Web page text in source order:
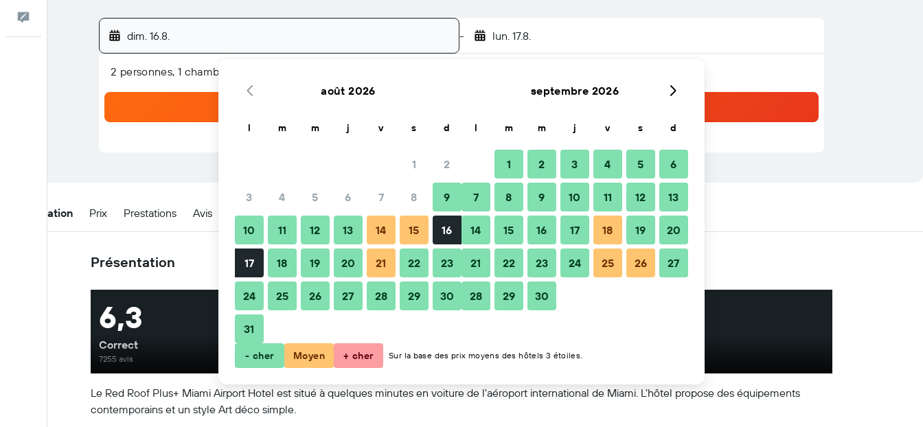
Commentaires
dim. 16.8. - lun. 17.8.
2 personnes, 1 chambre
Présentation Prix Prestations Avis Emplacement Quand réserver Conseils et FAQ Hébergements à proximité
Présentation
Le Red Roof Plus+ Miami Airport Hotel est situé à quelques minutes en voiture de l'aéroport international de Miami. L'hôtel propose des équipements
contemporains et un style Art déco simple.
6,3
Correct
7255 avis
août 2026
l m m j v s d
1 2
3 4 5 6 7 8 9
10 11 12 13 14 15 16
17 18 19 20 21 22 23
24 25 26 27 28 29 30
31
septembre 2026
l m m j v s d
1 2 3 4 5 6
7 8 9 10 11 12 13
14 15 16 17 18 19 20
21 22 23 24 25 26 27
28 29 30
- cher Moyen + cher Sur la base des prix moyens des hôtels 3 étoiles.